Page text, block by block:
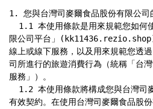
1. 您與台灣司麥爾食品股份有限公司
限公司平台」(kk11436.rezio.shop)
線上或線下服務，以及用來規範您透
司所進行的旅遊消費行為（統稱「台
服務」）。
有效契約。在使用台灣司麥爾食品股